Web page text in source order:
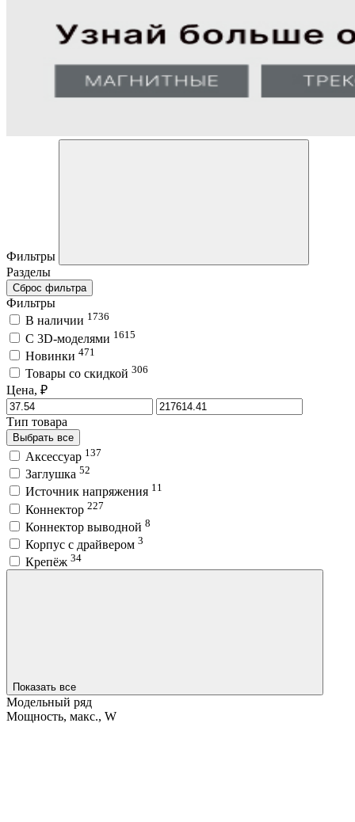
Фильтры
Разделы
Сброс фильтра
Фильтры
В наличии 1736
C 3D-моделями 1615
Новинки 471
Товары со скидкой 306
Цена, ₽
Тип товара
Выбрать все
Аксессуар 137
Заглушка 52
Источник напряжения 11
Коннектор 227
Коннектор выводной 8
Корпус с драйвером 3
Крепёж 34
Показать все
Модельный ряд
Мощность, макс., W